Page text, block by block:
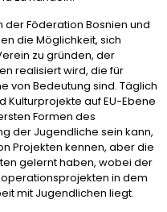
Föderation Bosnien und
die Möglichkeit, sich
zu gründen, der
realisiert wird, die für
von Bedeutung sind. Täglich
Kulturprojekte auf EU-Ebene
Formen des
der Jugendliche sein kann,
Projekten kennen, aber die
gelernt haben, wobei der
in dem
mit Jugendlichen liegt.